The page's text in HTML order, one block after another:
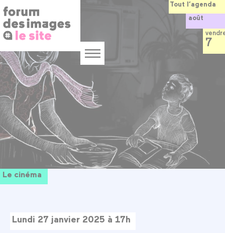
au
contenu
principal
Menu
Le cinéma
Lundi 27 janvier 2025 à 17h
Tout l’agenda
août
7